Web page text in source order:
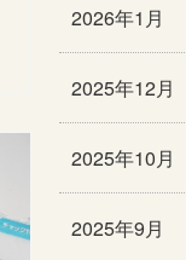
2026年1月
2025年12月
2025年10月
2025年9月